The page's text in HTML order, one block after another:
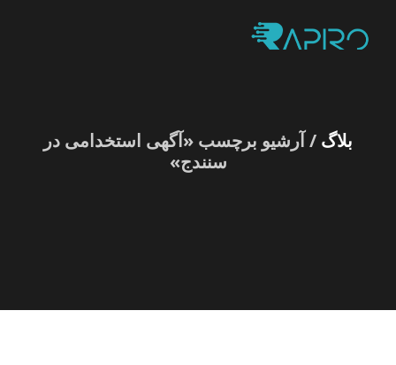
بلاگ / آرشیو برچسب «آگهی استخدامی در
سنندج»